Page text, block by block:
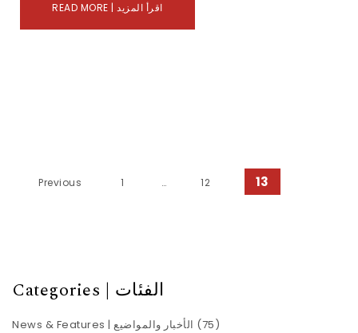
READ MORE | اقرأ المزيد
Posts pagination
Previous 1 … 12 13
Categories | الفئات
News & Features | الأخبار والمواضيع (75)